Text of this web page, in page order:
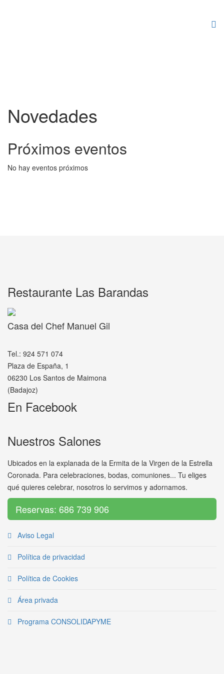
Novedades
Próximos eventos
No hay eventos próximos
Restaurante Las Barandas
Casa del Chef Manuel Gil
Tel.: 924 571 074
Plaza de España, 1
06230 Los Santos de Maimona
(Badajoz)
En Facebook
Nuestros Salones
Ubicados en la explanada de la Ermita de la Virgen de la Estrella
Coronada. Para celebraciones, bodas, comuniones... Tu eliges
qué quieres celebrar, nosotros lo servimos y adornamos.
Reservas: 686 739 906
Aviso Legal
Política de privacidad
Política de Cookies
Área privada
Programa CONSOLIDAPYME